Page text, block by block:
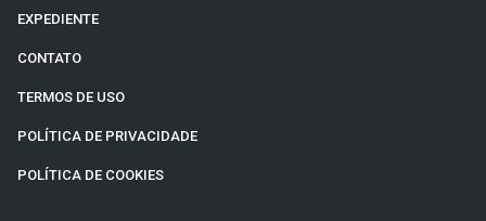
EXPEDIENTE
CONTATO
TERMOS DE USO
POLÍTICA DE PRIVACIDADE
POLÍTICA DE COOKIES